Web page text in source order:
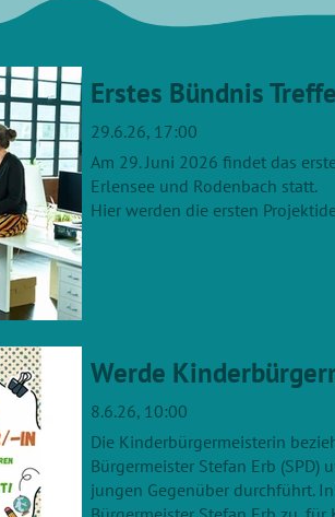
Erstes Bündnis
29.6.26, 17:00
Am 29. Juni 2026 findet das
Erlensee und Rodenbach statt.
Hier werden die ersten
Werde
8.6.26, 10:00
Die Kinderbürgermeisterin
Bürgermeister Stefan Erb
jungen Gegenüber durchführt.